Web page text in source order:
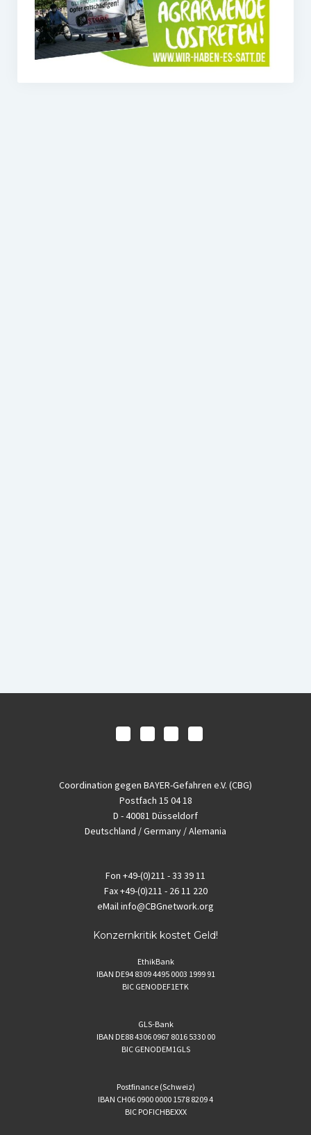
Coordination gegen BAYER-Gefahren e.V. (CBG)
Postfach 15 04 18
D - 40081 Düsseldorf
Deutschland / Germany / Alemania
Fon +49-(0)211 - 33 39 11
Fax+49-(0)211 - 26 11 220
eMailinfo@CBGnetwork.org
Konzernkritik kostet Geld!
EthikBank
IBAN DE94 8309 4495 0003 1999 91
BIC GENODEF1ETK
GLS-Bank
IBAN DE88 4306 0967 8016 5330 00
BIC GENODEM1GLS
Postfinance (Schweiz)
IBAN CH06 0900 0000 1578 8209 4
BIC POFICHBEXXX